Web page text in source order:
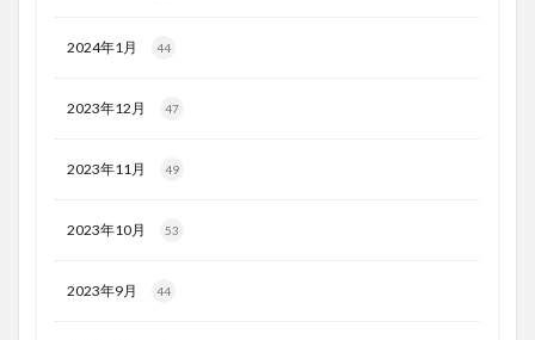
2024年1月 44
2023年12月 47
2023年11月 49
2023年10月 53
2023年9月 44